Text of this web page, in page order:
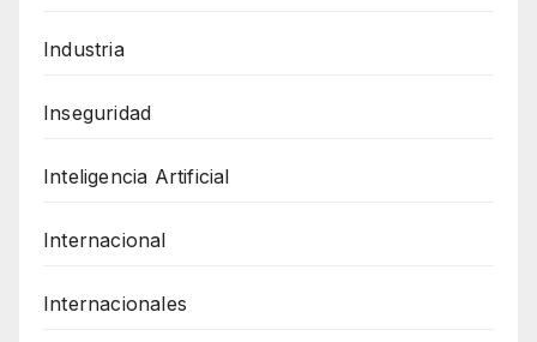
Industria
Inseguridad
Inteligencia Artificial
Internacional
Internacionales